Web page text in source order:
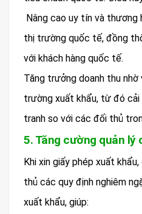
Nâng cao uy tín và thương
thị trường quốc tế, đồng
với khách hàng quốc tế.
Tăng trưởng doanh thu
trường xuất khẩu, từ đó cải
tranh so với các đối thủ
5. Tăng cường quản
Khi xin giấy phép xuất
thủ các quy định nghiêm
xuất khẩu, giúp: